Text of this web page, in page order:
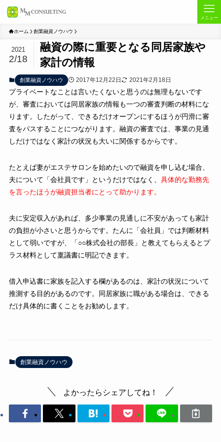
メニュー
ホーム 創業融資ノウハウ
融資の際に重要となる同居家族や
家計の情報
2021
2/18
創業融資ノウハウ 2017年12月22日 2021年2月18日
プライベートなことは言いたくないと思うのは無理もないです
が、審査においては同居家族の情報も一つの審査判断の材料にな
ります。したがって、できるだけオープンにするほうが円滑に審
査をパスすることにつながります。融資の審査では、事業の見通
しだけではなく家計の状況も大いに関係するからです。
たとえば妻がエステサロンを始めたいので融資を申し込む場合、
夫について「会社員です」というだけではなく、 具体的な勤務先
を言ったほうが融資担当者にとって助かります。
夫に安定収入があれば、多少事業の見通しに不安があっても家計
の負担が小さいと思うからです。たんに「会社員」では判断材料
として弱いですが、「○○株式会社の部長」と教えてもらえるとプ
ラス材料として稟議書に明記できます。
借入申込書に家族を記入する欄があるのは、家計の状況について
推測する目的があるのです。同居家族に職がある場合は、できる
だけ具体的に書くことをお勧めします。
創業融資ノウハウ
よかったらシェアしてね！